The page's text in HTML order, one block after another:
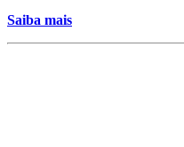
Saiba mais